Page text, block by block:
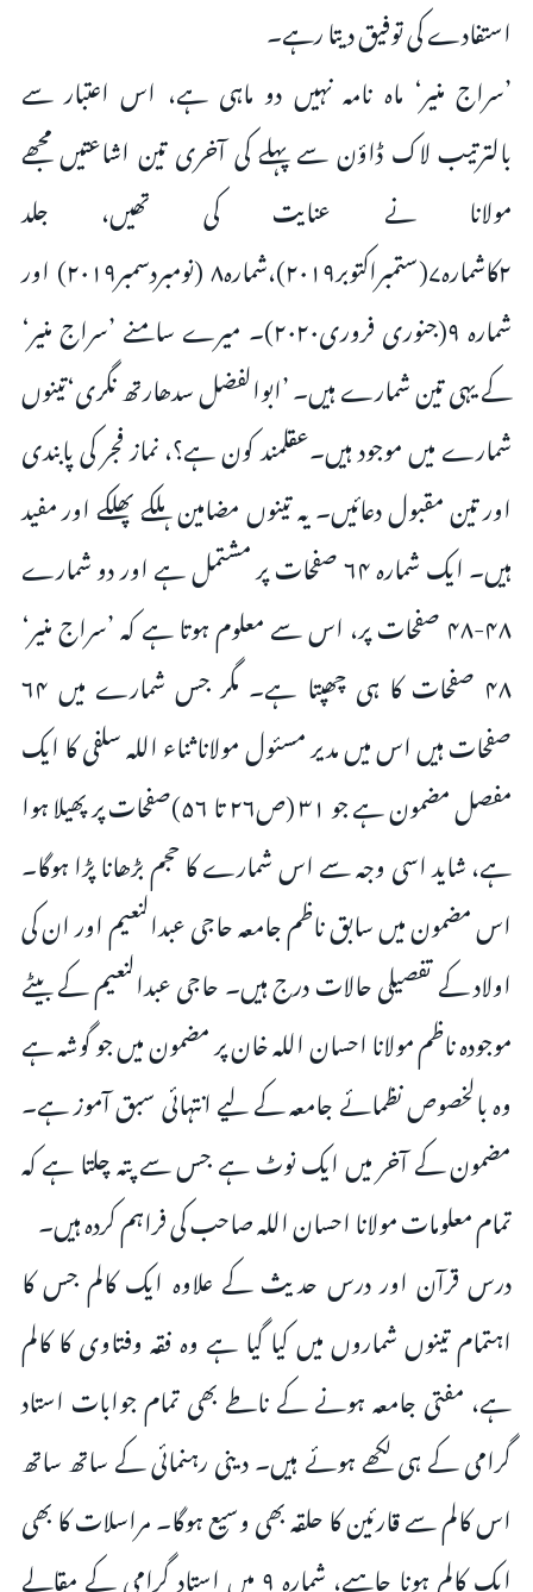
استفادے کی توفیق دیتا رہے۔
’سراج منیر‘ ماہ نامہ نہیں دو ماہی ہے، اس اعتبار سے
بالترتیب لاک ڈاؤن سے پہلے کی آخری تین اشاعتیں مجھے
مولانا نے عنایت کی تھیں، جلد
۲کاشمارہ۷(ستمبراکتوبر۲۰۱۹)،شمارہ۸ (نومبردسمبر۲۰۱۹) اور
شمارہ ۹(جنوری فروری۲۰۲۰)۔ میرے سامنے ’سراج منیر‘
کے یہی تین شمارے ہیں۔ ’ابوالفضل سدھارتھ نگری‘تینوں
شمارے میں موجود ہیں۔عقلمند کون ہے؟، نماز فجر کی پابندی
اور تین مقبول دعائیں۔ یہ تینوں مضامین ہلکے پھلکے اور مفید
ہیں۔ ایک شمارہ ۶۴ صفحات پر مشتمل ہے اور دو شمارے
۴۸-۴۸ صفحات پر، اس سے معلوم ہوتا ہے کہ ’سراج منیر‘
۴۸ صفحات کا ہی چھپتا ہے۔ مگر جس شمارے میں ۶۴
صفحات ہیں اس میں مدیر مسئول مولانا ثناء اللہ سلفی کا ایک
مفصل مضمون ہے جو ۳۱ (ص۲۶ تا ۵۶)صفحات پر پھیلا ہوا
ہے، شاید اسی وجہ سے اس شمارے کا حجم بڑھانا پڑا ہوگا۔
اس مضمون میں سابق ناظم جامعہ حاجی عبدالنعیم اور ان کی
اولاد کے تفصیلی حالات درج ہیں۔ حاجی عبدالنعیم کے بیٹے
موجودہ ناظم مولانا احسان اللہ خان پر مضمون میں جو گوشہ ہے
وہ بالخصوص نظمائے جامعہ کے لیے انتہائی سبق آموز ہے۔
مضمون کے آخر میں ایک نوٹ ہے جس سے پتہ چلتا ہے کہ
تمام معلومات مولانا احسان اللہ صاحب کی فراہم کردہ ہیں۔
درس قرآن اور درس حدیث کے علاوہ ایک کالم جس کا
اہتمام تینوں شماروں میں کیا گیا ہے وہ فقہ وفتاوی کا کالم
ہے، مفتی جامعہ ہونے کے ناطے بھی تمام جوابات استاد
گرامی کے ہی لکھے ہوئے ہیں۔ دینی رہنمائی کے ساتھ ساتھ
اس کالم سے قارئین کا حلقہ بھی وسیع ہوگا۔ مراسلات کا بھی
ایک کالم ہونا چاہیے، شمارہ ۹ میں استاد گرامی کے مقالے